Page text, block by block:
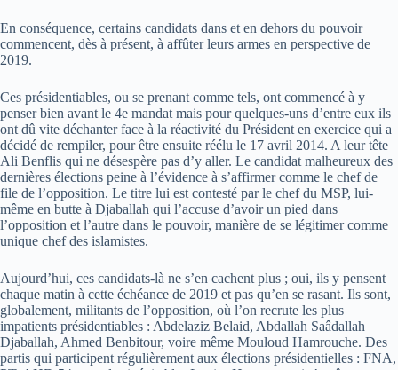
En conséquence, certains candidats dans et en dehors du pouvoir
commencent, dès à présent, à affûter leurs armes en perspective de
2019.
Ces présidentiables, ou se prenant comme tels, ont commencé à y
penser bien avant le 4e mandat mais pour quelques-uns d’entre eux ils
ont dû vite déchanter face à la réactivité du Président en exercice qui a
décidé de rempiler, pour être ensuite réélu le 17 avril 2014. A leur tête
Ali Benflis qui ne désespère pas d’y aller. Le candidat malheureux des
dernières élections peine à l’évidence à s’affirmer comme le chef de
file de l’opposition. Le titre lui est contesté par le chef du MSP, lui-
même en butte à Djaballah qui l’accuse d’avoir un pied dans
l’opposition et l’autre dans le pouvoir, manière de se légitimer comme
unique chef des islamistes.
Aujourd’hui, ces candidats-là ne s’en cachent plus ; oui, ils y pensent
chaque matin à cette échéance de 2019 et pas qu’en se rasant. Ils sont,
globalement, militants de l’opposition, où l’on recrute les plus
impatients présidentiables : Abdelaziz Belaid, Abdallah Saâdallah
Djaballah, Ahmed Benbitour, voire même Mouloud Hamrouche. Des
partis qui participent régulièrement aux élections présidentielles : FNA,